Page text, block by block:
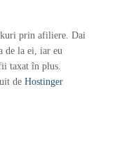
prin afiliere. Dai
de la ei, iar eu
taxat în plus.
de Hostinger